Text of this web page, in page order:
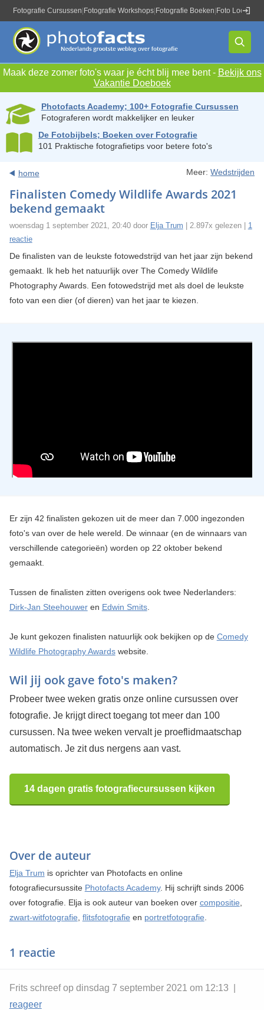
Fotografie Cursussen Fotografie Workshops Fotografie Boeken Foto Locaties
Maak deze zomer foto's waar je écht blij mee bent - Bekijk ons
Vakantie Doeboek
Photofacts Academy; 100+ Fotografie Cursussen
Fotograferen wordt makkelijker en leuker
De Fotobijbels; Boeken over Fotografie
101 Praktische fotografietips voor betere foto's
home Meer:Wedstrijden
Finalisten Comedy Wildlife Awards 2021
bekend gemaakt
woensdag 1 september 2021, 20:40 door Elja Trum | 2.897x gelezen | 1
reactie
De finalisten van de leukste fotowedstrijd van het jaar zijn bekend
gemaakt. Ik heb het natuurlijk over The Comedy Wildlife
Photography Awards. Een fotowedstrijd met als doel de leukste
foto van een dier (of dieren) van het jaar te kiezen.
Er zijn 42 finalisten gekozen uit de meer dan 7.000 ingezonden
foto's van over de hele wereld. De winnaar (en de winnaars van
verschillende categorieën) worden op 22 oktober bekend
gemaakt.
Tussen de finalisten zitten overigens ook twee Nederlanders:
Dirk-Jan Steehouweren Edwin Smits.
Je kunt gekozen finalisten natuurlijk ook bekijken op de Comedy
Wildlife Photography Awardswebsite.
Wil jij ook gave foto's maken?
Probeer twee weken gratis onze online cursussen over
fotografie. Je krijgt direct toegang tot meer dan 100
cursussen. Na twee weken vervalt je proeflidmaatschap
automatisch. Je zit dus nergens aan vast.
14 dagen gratis fotografiecursussen kijken
Over de auteur
Elja Trum is oprichter van Photofacts en online
fotografiecursussite Photofacts Academy. Hij schrijft sinds 2006
over fotografie. Elja is ook auteur van boeken over compositie
zwart-witfotografie flitsfotografie en portretfotografie
1 reactie
Frits schreef op dinsdag 7 september 2021 om 12:13 |
reageer